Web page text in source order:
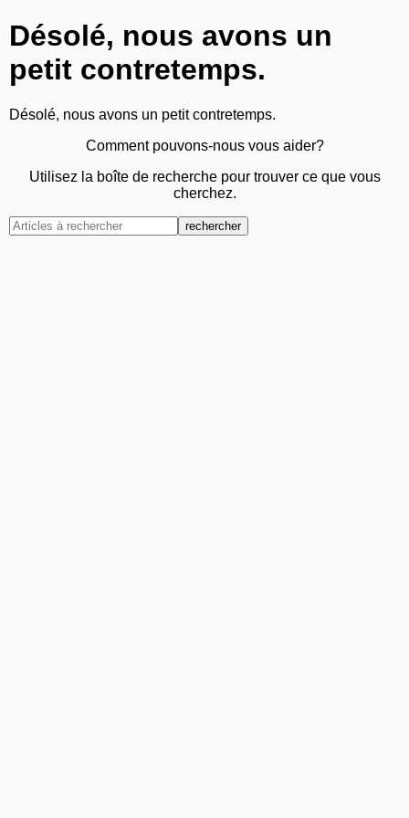
Désolé, nous avons un
petit contretemps.
Désolé, nous avons un petit contretemps.
Comment pouvons-nous vous aider?
Utilisez la boîte de recherche pour trouver ce que vous
cherchez.
rechercher